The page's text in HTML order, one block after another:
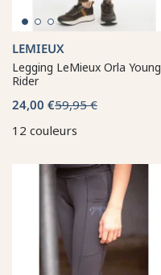
LEMIEUX
Legging LeMieux Orla Young
Rider
24,00 €59,95 €
12 couleurs